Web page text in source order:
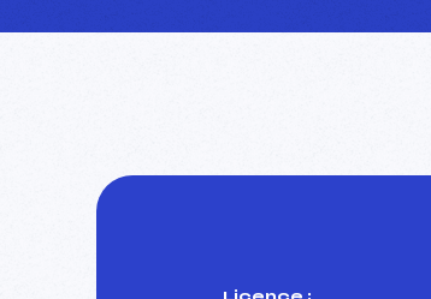
Licence :